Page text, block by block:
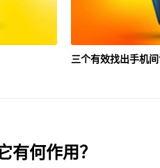
三个有效找出手机
有何作用？